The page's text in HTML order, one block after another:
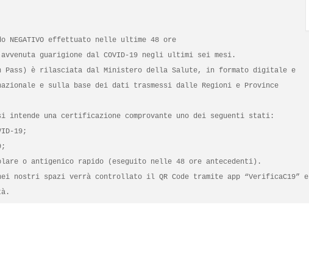
effettuato nelle ultime 48 ore
guarigione dal COVID-19 negli ultimi sei mesi.
Pass) è rilasciata dal Ministero della Salute, in formato digitale e
e sulla base dei dati trasmessi dalle Regioni e Province
intende una certificazione comprovante uno dei seguenti stati:
19;
o antigenico rapido (eseguito nelle 48 ore antecedenti).
nostri spazi verrà controllato il QR Code tramite app “VerificaC19” e